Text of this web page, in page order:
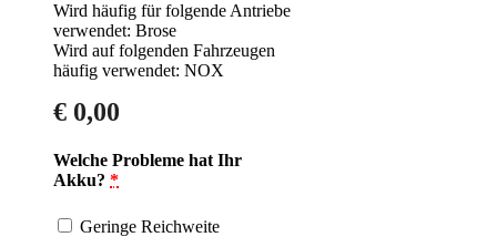
Wird häufig für folgende Antriebe
verwendet: Brose
Wird auf folgenden Fahrzeugen
häufig verwendet: NOX
€ 0,00
Welche Probleme hat Ihr
Akku? *
Geringe Reichweite